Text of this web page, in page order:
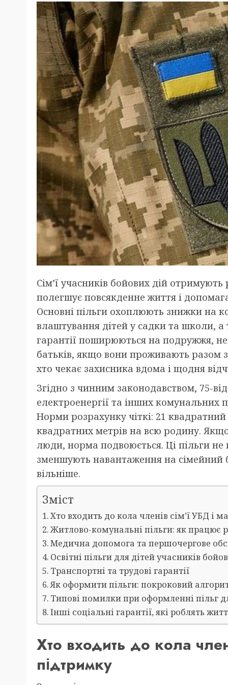
Сім’ї учасників бойових дій
полегшує повсякденне життя і
Основні пільги охоплюють знижки на
влаштування дітей у садки та школи, а
гарантії поширюються на подружжя,
батьків, якщо вони проживають
хто чекає захисника вдома і щодня
Згідно з чинним законодавством, 75-
електроенергії та інших
Норми розрахунку чіткі: 21
квадратних метрів на всю родину.
люди, норма подвоюється. Ці пільги
зменшують навантаження на сімейний
вільніше.
Зміст
Хто входить до кола членів сім’ї УБД і
Житлово-комунальні пільги: як працює
Медична допомога та першочергове
Освітні пільги для дітей учасників
Транспортні та трудові гарантії
Як оформити пільги: покроковий
Типові помилки при оформленні пільг
Інші соціальні гарантії, які роблять
Хто входить до кола
підтримку